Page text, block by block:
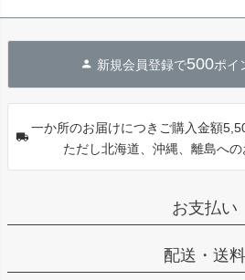
新規会員登録で500ポイ
一か所のお届けにつきご購入金額
ただし北海道、沖縄、離島への
お支払い
配送・送料